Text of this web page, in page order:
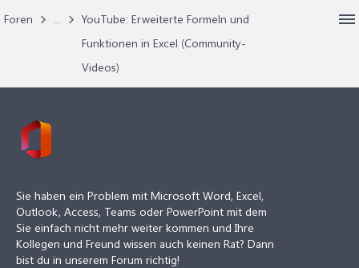
Foren ...
YouTube: Erweiterte Formeln und
Funktionen in Excel (Community-
Videos)
Sie haben ein Problem mit Microsoft Word, Excel,
Outlook, Access, Teams oder PowerPoint mit dem
Sie einfach nicht mehr weiter kommen und Ihre
Kollegen und Freund wissen auch keinen Rat? Dann
bist du in unserem Forum richtig!